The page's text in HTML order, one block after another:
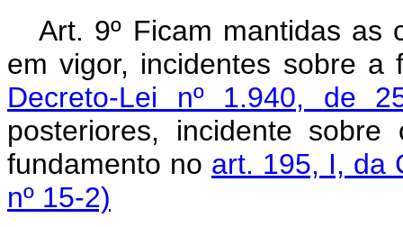
Art. 9º Ficam mantidas as
em vigor, incidentes sobre
Decreto-Lei nº 1.940, de
posteriores, incidente
fundamento no art. 195, I, da
nº 15-2)